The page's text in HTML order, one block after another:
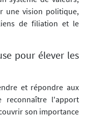
une vision politique,
de filiation et le
pour élever les
et répondre aux
reconnaître l'apport
son importance